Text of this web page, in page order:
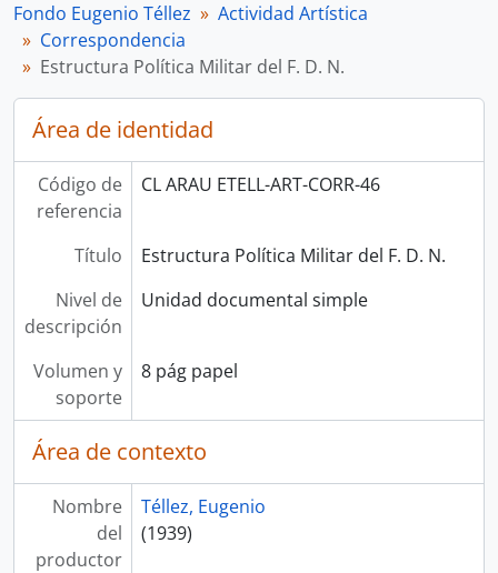
Fondo Eugenio Téllez
Actividad Artística
Correspondencia
Estructura Política Militar del F. D. N.
Área de identidad
Código de
referencia
CL ARAU ETELL-ART-CORR-46
Título
Estructura Política Militar del F. D. N.
Nivel de
descripción
Unidad documental simple
Volumen y
soporte
8 pág papel
Área de contexto
Nombre
del
productor
Téllez, Eugenio
(1939)